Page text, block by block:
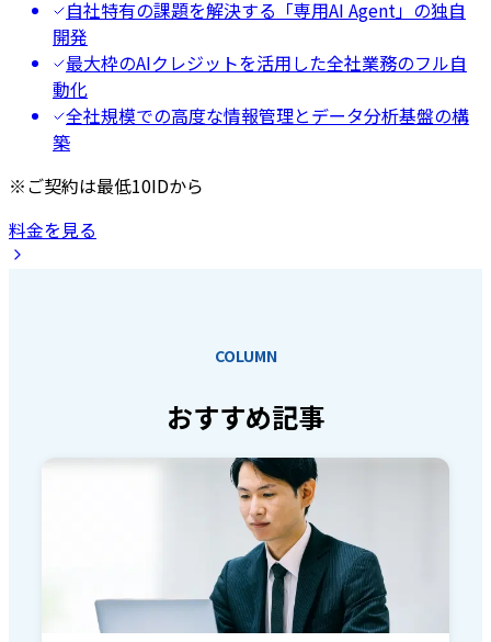
自社特有の課題を解決する「専用AI Agent」の独自
開発
最大枠のAIクレジットを活用した全社業務のフル自
動化
全社規模での高度な情報管理とデータ分析基盤の構
築
※ご契約は最低10IDから
料金を見る
COLUMN
おすすめ記事